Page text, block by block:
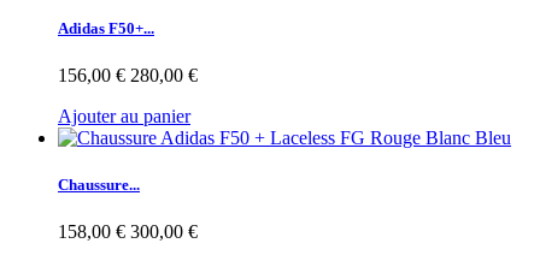
Adidas F50+...
156,00 € 280,00 €
Ajouter au panier
Chaussure...
158,00 € 300,00 €